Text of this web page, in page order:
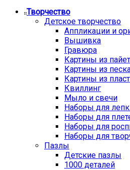
Творчество
Детское творчество
Аппликации и
Вышивка
Гравюра
Картины из
Картины из
Картины из
Квиллинг
Мыло и свечи
Наборы для
Наборы для
Наборы для
Наборы для
Пазлы
Детские пазлы
1000 деталей